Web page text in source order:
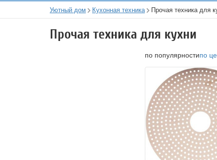
Уютный дом Кухонная техника Прочая техника для
Прочая техника для кухни
по популярностипо